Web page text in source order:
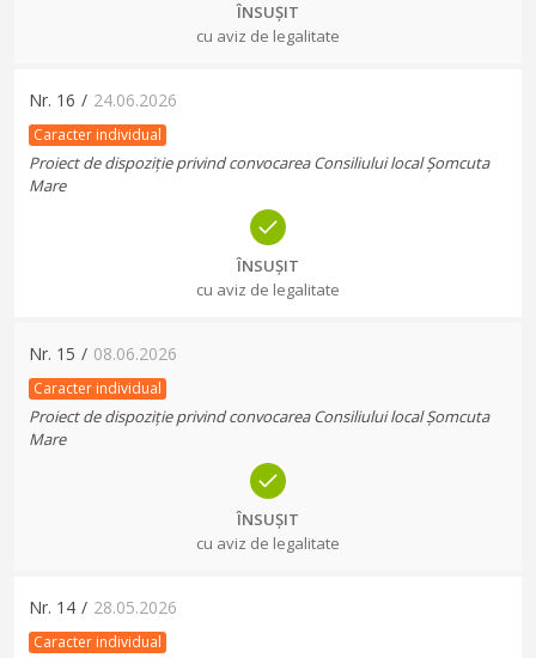
ÎNSUȘIT
cu aviz de legalitate
Nr. 16 / 24.06.2026
Caracter individual
Proiect de dispoziție privind convocarea Consiliului local Șomcuta
Mare
ÎNSUȘIT
cu aviz de legalitate
Nr. 15 / 08.06.2026
Caracter individual
Proiect de dispoziție privind convocarea Consiliului local Șomcuta
Mare
ÎNSUȘIT
cu aviz de legalitate
Nr. 14 / 28.05.2026
Caracter individual